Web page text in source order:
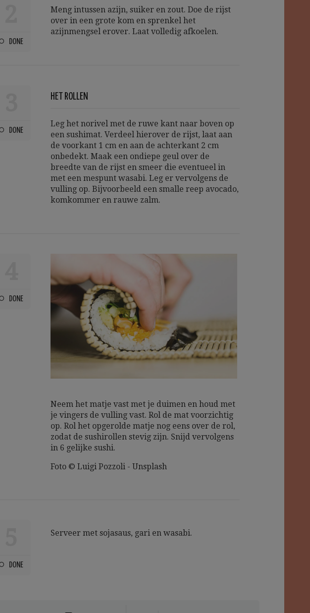
DONE
Meng intussen azijn, suiker en zout. Doe de rijst
over in een grote kom en sprenkel het
azijnmengsel erover. Laat volledig afkoelen.
DONE
HET ROLLEN
Leg het norivel met de ruwe kant naar boven op
een sushimat. Verdeel hierover de rijst, laat aan
de voorkant 1 cm en aan de achterkant 2 cm
onbedekt. Maak een ondiepe geul over de
breedte van de rijst en smeer die eventueel in
met een mespunt wasabi. Leg er vervolgens de
vulling op. Bijvoorbeeld een smalle reep avocado,
komkommer en rauwe zalm.
DONE
Neem het matje vast met je duimen en houd met
je vingers de vulling vast. Rol de mat voorzichtig
op. Rol het opgerolde matje nog eens over de rol,
zodat de sushirollen stevig zijn. Snijd vervolgens
in 6 gelijke sushi.
Foto © Luigi Pozzoli - Unsplash
DONE
Serveer met sojasaus, gari en wasabi.